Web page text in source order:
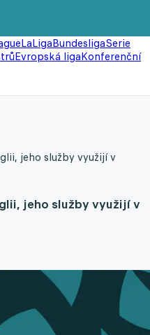
LaLigaBundesligaSerie
Evropská ligaKonferenční
jeho služby využijí v
jeho služby využijí v